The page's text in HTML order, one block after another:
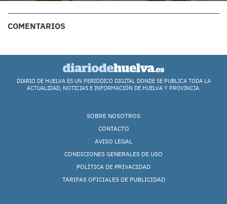
COMENTARIOS
DIARIO DE HUELVA ES UN PERIÓDICO DIGITAL DONDE SE PUBLICA TODA LA
ACTUALIDAD, NOTICIAS E INFORMACIÓN DE HUELVA Y PROVINCIA.
SOBRE NOSOTROS
CONTACTO
AVISO LEGAL
CONDICIONES GENERALES DE USO
POLÍTICA DE PRIVACIDAD
TARIFAS OFICIALES DE PUBLICIDAD